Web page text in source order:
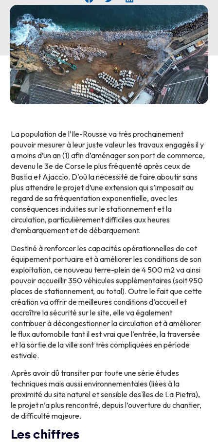
La population de l’Ile-Rousse va très prochainement
pouvoir mesurer à leur juste valeur les travaux engagés il y
a moins d’un an (1) afin d’aménager son port de commerce,
devenu le 3e de Corse le plus fréquenté après ceux de
Bastia et Ajaccio. D’où la nécessité de faire aboutir sans
plus attendre le projet d’une extension qui s’imposait au
regard de sa fréquentation exponentielle, avec les
conséquences induites sur le stationnement et la
circulation, particulièrement difficiles aux heures
d’embarquement et de débarquement.
Destiné à renforcer les capacités opérationnelles de cet
équipement portuaire et à améliorer les conditions de son
exploitation, ce nouveau terre-plein de 4 500 m2 va ainsi
pouvoir accueillir 350 véhicules supplémentaires (soit 950
places de stationnement, au total). Outre le fait que cette
création va offrir de meilleures conditions d’accueil et
accroître la sécurité sur le site, elle va également
contribuer à décongestionner la circulation et à améliorer
le flux automobile tant il est vrai que l’entrée, la traversée
et la sortie de la ville sont très compliquées en période
estivale.
Après avoir dû transiter par toute une série études
techniques mais aussi environnementales (liées à la
proximité du site naturel et sensible des îles de La Pietra),
le projet n’a plus rencontré, depuis l’ouverture du chantier,
de difficulté majeure.
Leschiffres